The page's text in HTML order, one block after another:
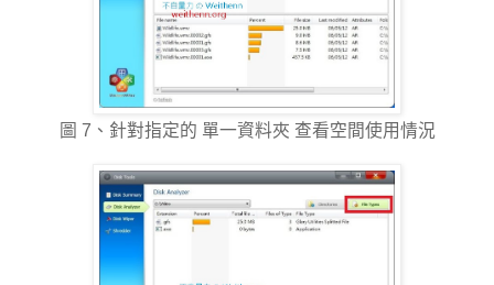
圖 7、針對指定的 單一資料夾 查看空間使用情況